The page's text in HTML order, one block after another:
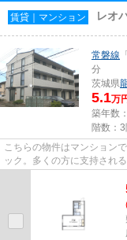
賃貸｜マンション レオ
常磐線 「
分
茨城県
5.1万
築年数
階数：3
こちらの物件はマンション
ック。多くの方に支持され